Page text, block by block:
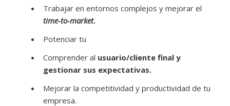
Trabajar en entornos complejos y mejorar el
time-to-market.
Potenciar tu
Comprender al usuario/cliente final y
gestionar sus expectativas.
Mejorar la competitividad y productividad de tu
empresa.